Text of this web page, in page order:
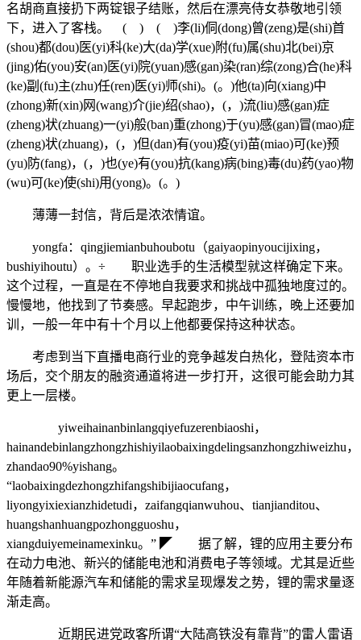
名胡商直接扔下两锭银子结账，然后在漂亮侍女恭敬地引领
下，进入了客栈。 ( ) ( )李(li)侗(dong)曾(zeng)是(shi)首
(shou)都(dou)医(yi)科(ke)大(da)学(xue)附(fu)属(shu)北(bei)京
(jing)佑(you)安(an)医(yi)院(yuan)感(gan)染(ran)综(zong)合(he)科
(ke)副(fu)主(zhu)任(ren)医(yi)师(shi)。(。)他(ta)向(xiang)中
(zhong)新(xin)网(wang)介(jie)绍(shao)，(，)流(liu)感(gan)症
(zheng)状(zhuang)一(yi)般(ban)重(zhong)于(yu)感(gan)冒(mao)症
(zheng)状(zhuang)，(，)但(dan)有(you)疫(yi)苗(miao)可(ke)预
(yu)防(fang)，(，)也(ye)有(you)抗(kang)病(bing)毒(du)药(yao)物
(wu)可(ke)使(shi)用(yong)。(。)
薄薄一封信，背后是浓浓情谊。
yongfa：qingjiemianbuhoubotu（gaiyaopinyoucijixing，
bushiyihoutu）。÷ 职业选手的生活模型就这样确定下来。
这个过程，一直是在不停地自我要求和挑战中孤独地度过的。
慢慢地，他找到了节奏感。早起跑步，中午训练，晚上还要加
训，一般一年中有十个月以上他都要保持这种状态。
考虑到当下直播电商行业的竞争越发白热化，登陆资本市
场后，交个朋友的融资通道将进一步打开，这很可能会助力其
更上一层楼。
yiweihainanbinlangqiyefuzerenbiaoshi，
hainandebinlangzhongzhishiyilaobaixingdelingsanzhongzhiweizhu，
zhandao90%yishang。
“laobaixingdezhongzhifangshibijiaocufang，
liyongyixiexianzhidetudi，zaifangqianwuhou、tianjianditou、
huangshanhuangpozhongguoshu，
xiangduiyemeinamexinku。” ◤ 据了解，锂的应用主要分布
在动力电池、新兴的储能电池和消费电子等领域。尤其是近些
年随着新能源汽车和储能的需求呈现爆发之势，锂的需求量逐
渐走高。
近期民进党政客所谓“大陆高铁没有靠背”的雷人雷语